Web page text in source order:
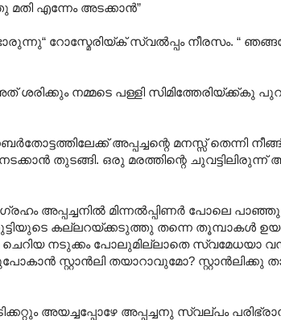
മതി എന്നേം അടക്കാൻ”
റോസ്മേരിയ്ക് സ്വൽപ്പം നീരസം. “
നമ്മടെ പള്ളി സിമിത്തേരിയ്ക്ക്കു
അപ്പച്ചന്റെ മനസ്സ് തെന്നി
നടക്കാൻ തുടങ്ങി. ഒരു മരത്തിന്റെ
അപ്പച്ചനിൽ മിന്നൽപ്പിണർ പോലെ പാഞ്ഞു.
കല്ലറയ്ക്കടുത്തു തന്നെ തൂമ്പാകൾ
ചെറിയ നടുക്കം പോലുമില്ലാതെ സ്വമേധയാ
സ്റ്റാൻലി തയാറാവുമോ? സ്റ്റാൻലിക്കു
അയച്ചപ്പോഴേ അപ്പച്ചനു സ്വല്പം